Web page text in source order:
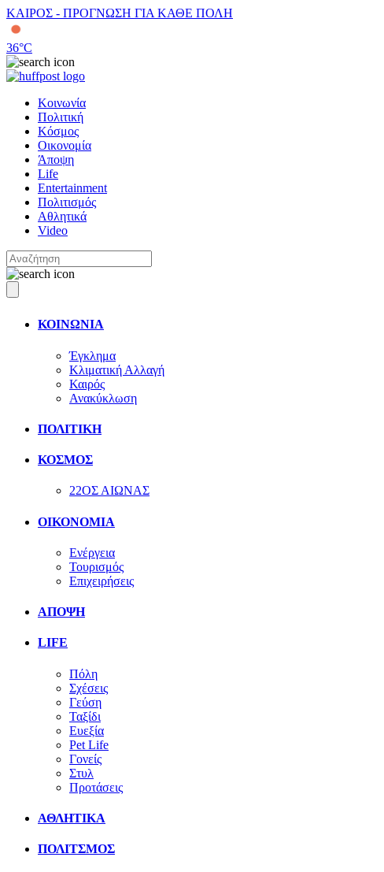
ΚΑΙΡΟΣ - ΠΡΟΓΝΩΣΗ ΓΙΑ ΚΑΘΕ ΠΟΛΗ
36°C
Κοινωνία
Πολιτική
Κόσμος
Οικονομία
Άποψη
Life
Entertainment
Πολιτισμός
Αθλητικά
Video
ΚΟΙΝΩΝΙΑ
Έγκλημα
Κλιματική Αλλαγή
Καιρός
Ανακύκλωση
ΠΟΛΙΤΙΚΗ
ΚΟΣΜΟΣ
22ΟΣ ΑΙΩΝΑΣ
ΟΙΚΟΝΟΜΙΑ
Ενέργεια
Τουρισμός
Επιχειρήσεις
ΑΠΟΨΗ
LIFE
Πόλη
Σχέσεις
Γεύση
Ταξίδι
Ευεξία
Pet Life
Γονείς
Στυλ
Προτάσεις
ΑΘΛΗΤΙΚΑ
ΠΟΛΙΤΣΜΟΣ